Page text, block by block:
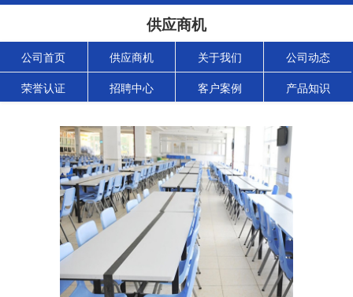
供应商机
公司首页 供应商机 关于我们 公司动态
荣誉认证 招聘中心 客户案例 产品知识